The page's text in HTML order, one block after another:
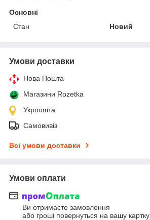
Основні
Стан
Новий
Умови доставки
Нова Пошта
Магазини Rozetka
Укрпошта
Самовивіз
Всі умови доставки
Умови оплати
Ви отримаєте замовлення
або гроші повернуться на вашу картку